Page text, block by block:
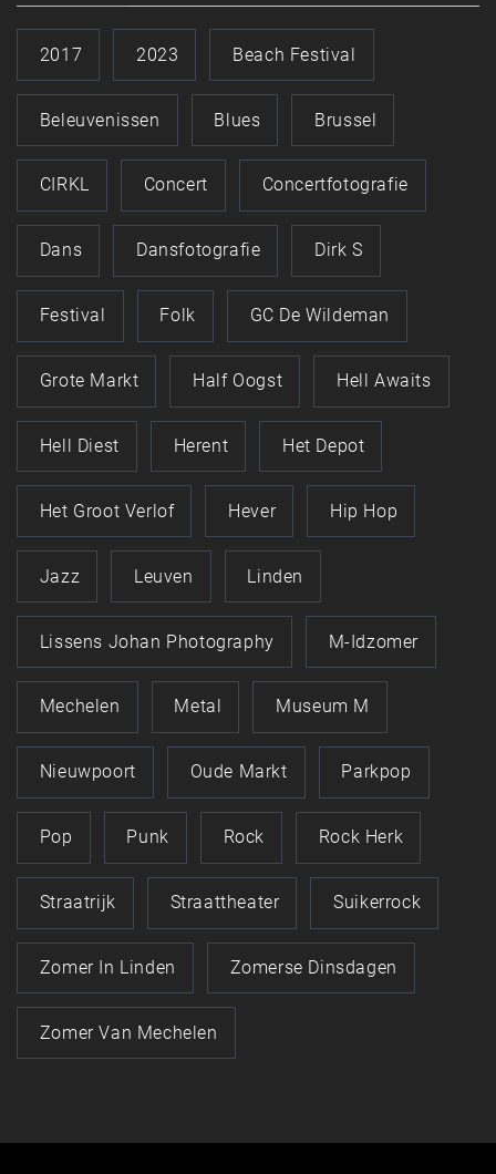
2017 2023 Beach Festival
Beleuvenissen Blues Brussel
CIRKL Concert Concertfotografie
Dans Dansfotografie Dirk S
Festival Folk GC De Wildeman
Grote Markt Half Oogst Hell Awaits
Hell Diest Herent Het Depot
Het Groot Verlof Hever Hip Hop
Jazz Leuven Linden
Lissens Johan Photography M-Idzomer
Mechelen Metal Museum M
Nieuwpoort Oude Markt Parkpop
Pop Punk Rock Rock Herk
Straatrijk Straattheater Suikerrock
Zomer In Linden Zomerse Dinsdagen
Zomer Van Mechelen